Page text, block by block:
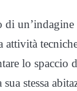
di un’indagine
attività
lo spaccio
stessa